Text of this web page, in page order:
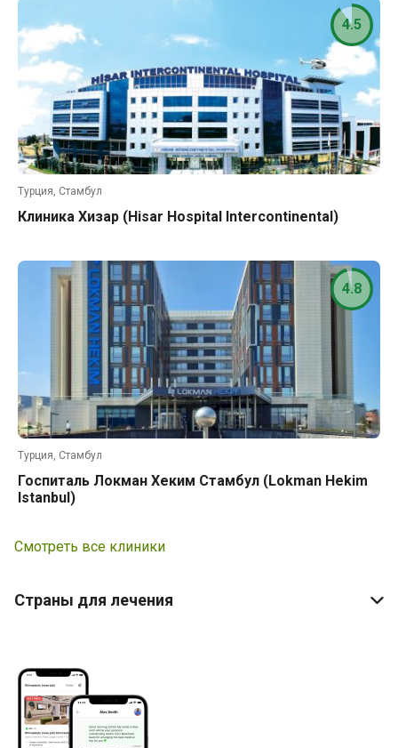
Турция, Стамбул
Клиника Хизар (Hisar Hospital Intercontinental)
4.5
Турция, Стамбул
Госпиталь Локман Хеким Стамбул (Lokman Hekim
Istanbul)
4.8
Смотреть все клиники
Страны для лечения